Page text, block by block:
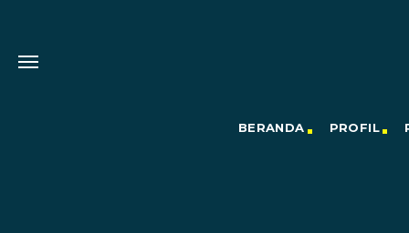
BERANDA PROFIL